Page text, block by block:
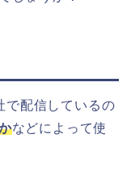
で配信しているの
などによって使